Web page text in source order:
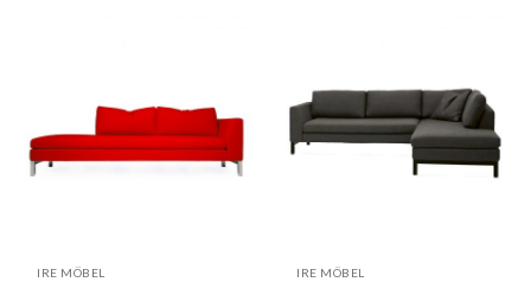
IRE MÖBEL IRE MÖBEL